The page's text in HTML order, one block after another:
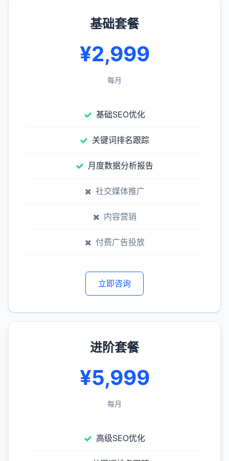
基础套餐
¥2,999
每月
基础SEO优化
关键词排名跟踪
月度数据分析报告
社交媒体推广
内容营销
付费广告投放
立即咨询
进阶套餐
¥5,999
每月
高级SEO优化